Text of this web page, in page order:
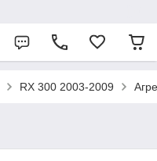
RX 300 2003-2009